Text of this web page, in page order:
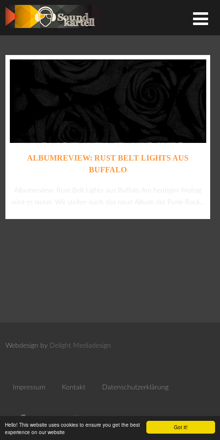
Got it!
Hello! This website uses cookies to ensure you get the best
experience on our website
ALBUMREVIEW: RUST BELT LIGHTS AUS
BUFFALO
Albumreview: Rust Belt Lights aus Buffalo Am heutigen Freitag
wird es lauter. Wir stellen euch das neue Album der Punk-Rock...
Webdesign by Delight Mediadesign
Impressum Kontakt Datenschutzerklärung